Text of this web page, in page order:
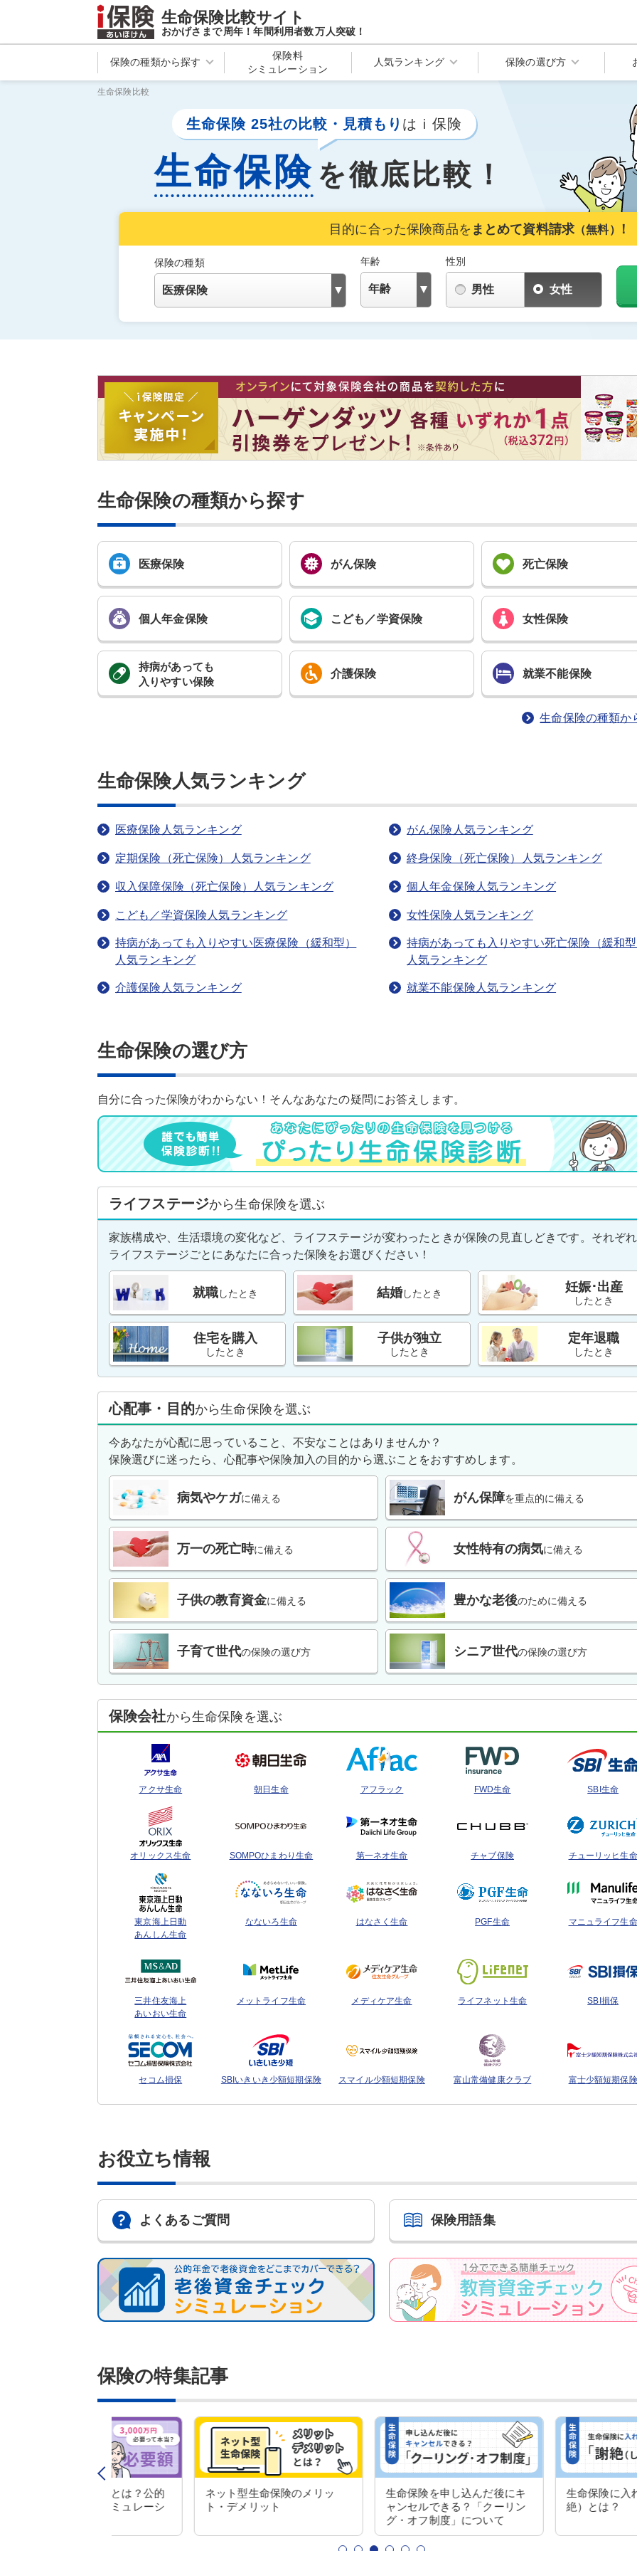
生命保険比較サイト
おかげさまで周年！年間利用者数万人突破！
保険の種類から探す
保険料
シミュレーション
人気ランキング 保険の選び方
生命保険比較
生命保険 25社の比較・見積もり はｉ保険
生命保険 を徹底比較！
目的に合った保険商品を まとめて資料請求 （無料） ！
保険の種類 年齢 性別
男性 女性
生命保険の種類から探す
医療保険 がん保険 死亡保険
個人年金保険 こども／学資保険 女性保険
持病があっても
入りやすい保険
介護保険 就業不能保険
生命保険の種類か
生命保険人気ランキング
医療保険人気ランキング がん保険人気ランキング
定期保険（死亡保険）人気ランキング 終身保険（死亡保険）人気ランキング
収入保障保険（死亡保険）人気ランキング 個人年金保険人気ランキング
こども／学資保険人気ランキング 女性保険人気ランキング
持病があっても入りやすい医療保険（緩和型）
人気ランキング
持病があっても入りやすい死亡保険（緩和
人気ランキング
介護保険人気ランキング 就業不能保険人気ランキング
生命保険の選び方
自分に合った保険がわからない！そんなあなたの疑問にお答えします。
ライフステージから生命保険を選ぶ
家族構成や、生活環境の変化など、ライフステージが変わったときが保険の見直しどきです。それぞ
ライフステージごとにあなたに合った保険をお選びください！
就職したとき 結婚したとき 妊娠･出産
したとき
住宅を購入
したとき
子供が独立
したとき
定年退職
したとき
心配事・目的から生命保険を選ぶ
今あなたが心配に思っていること、不安なことはありませんか？
保険選びに迷ったら、心配事や保険加入の目的から選ぶことをおすすめします。
病気やケガに備える がん保障を重点的に備える
万一の死亡時に備える 女性特有の病気に備える
子供の教育資金に備える 豊かな老後のために備える
子育て世代の保険の選び方 シニア世代の保険の選び方
保険会社から生命保険を選ぶ
アクサ生命 朝日生命 アフラック FWD生命 SBI生命
オリックス生命 SOMPOひまわり生命 第一ネオ生命 チャブ保険 チューリッヒ生命
東京海上日動
あんしん生命
なないろ生命 はなさく生命 PGF生命 マニュライフ生命
三井住友海上
あいおい生命
メットライフ生命 メディケア生命 ライフネット生命 SBI損保
セコム損保 SBIいきいき少額短期保険 スマイル少額短期保険 富山常備健康クラブ 富士少額短期保険
お役立ち情報
よくあるご質問 保険用語集
保険の特集記事
ネット型生命保険のメリッ
ト・デメリット
生命保険を申し込んだ後にキ
ャンセルできる？「クーリン
グ・オフ制度」について
生命保険に入れない理由（謝
絶）とは？